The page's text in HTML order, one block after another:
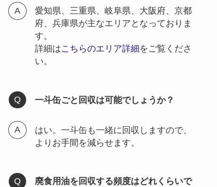
愛知県、三重県、岐阜県、大阪府、京都
府、兵庫県が主なエリアとなっておりま
す。
詳細はこちらのエリア詳細をご覧くださ
い。
一斗缶ごと回収は可能でしょうか？
はい。一斗缶も一緒に回収しますので、
よりお手間を減らせます。
廃食用油を回収する頻度はどれくらいで